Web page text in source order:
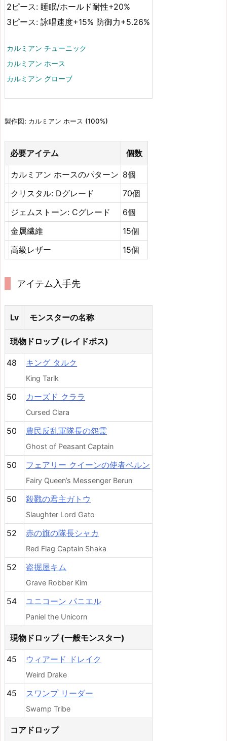
2ピース: 睡眠/ホールド耐性+20%
3ピース: 詠唱速度+15% 防御力+5.26%
カルミアン チューニック
カルミアン ホース
カルミアン グローブ
製作図: カルミアン ホース (100%)
必要アイテム 個数
カルミアン ホースのパターン 8個
クリスタル: Dグレード
70個
ジェムストーン: Cグレード
6個
金属繊維
15個
高級レザー
15個
アイテム入手先
Lv モンスターの名称
現物ドロップ (レイドボス)
48 キング タルク
King Tarlk
50 カーズド クララ
Cursed Clara
50 農民反乱軍隊長の怨霊
Ghost of Peasant Captain
50 フェアリー クイーンの使者ベルン
Fairy Queen’s Messenger Berun
50 殺戮の君主ガトウ
Slaughter Lord Gato
52 赤の旗の隊長シャカ
Red Flag Captain Shaka
52 盗掘屋キム
Grave Robber Kim
54 ユニコーン パニエル
Paniel the Unicorn
現物ドロップ (一般モンスター)
45 ウィアード ドレイク
Weird Drake
45 スワンプ リーダー
Swamp Tribe
コアドロップ